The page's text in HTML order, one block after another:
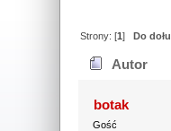
Strony: [1]Do dołu
Autor
botak
Gość